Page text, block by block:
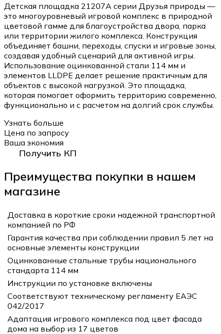
Детская площадка 21207A серии Друзья природы —
это многоуровневый игровой комплекс в природной
цветовой гамме для благоустройства двора, парка
или территории жилого комплекса. Конструкция
объединяет башни, переходы, спуски и игровые зоны,
создавая удобный сценарий для активной игры.
Использование оцинкованной стали 114 мм и
элементов LLDPE делает решение практичным для
объектов с высокой нагрузкой. Это площадка,
которая помогает оформить территорию современно,
функционально и с расчетом на долгий срок службы.
Узнать больше
Цена по запросу
Ваша экономия
Получить КП
Преимущества покупки в нашем
магазине
Доставка в короткие сроки надежной транспортной
компанией по РФ
Гарантия качества при соблюдении правил 5 лет на
основные элементы конструкции
Оцинкованные стальные трубы национального
стандарта 114 мм
Инструкции по установке включены
Соответствуют техническому регламенту ЕАЭС
042/2017
Адаптация игрового комплекса под цвет фасада
дома на выбор из 17 цветов